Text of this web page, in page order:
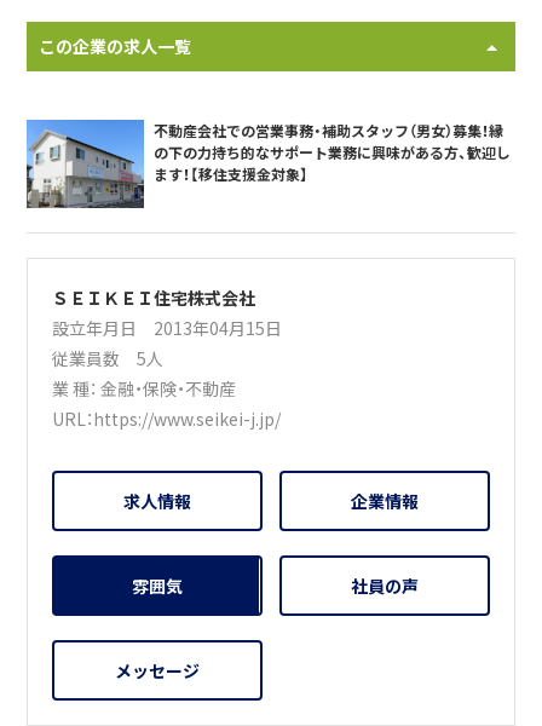
この企業の求人一覧
不動産会社での営業事務・補助スタッフ（男女）募集！縁
の下の力持ち的なサポート業務に興味がある方、歓迎し
ます！【移住支援金対象】
ＳＥＩＫＥＩ住宅株式会社
設立年月日 2013年04月15日
従業員数 5人
業 種：金融・保険・不動産
URL：https://www.seikei-j.jp/
求人情報 企業情報
雰囲気 社員の声
メッセージ